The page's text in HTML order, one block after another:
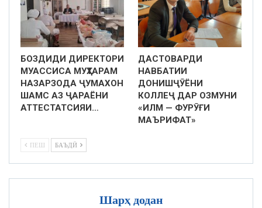
БОЗДИДИ ДИРЕКТОРИ
МУАССИСА МУҲТАРАМ
НАЗАРЗОДА ҶУМАХОН
ШАМС АЗ ҶАРАЁНИ
АТТЕСТАТСИЯИ…
ДАСТОВАРДИ
НАВБАТИИ
ДОНИШҶӮЁНИ
КОЛЛЕҶ ДАР ОЗМУНИ
«ИЛМ — ФУРӮҒИ
МАЪРИФАТ»
ПЕШ БАЪДӢ
Шарҳ додан